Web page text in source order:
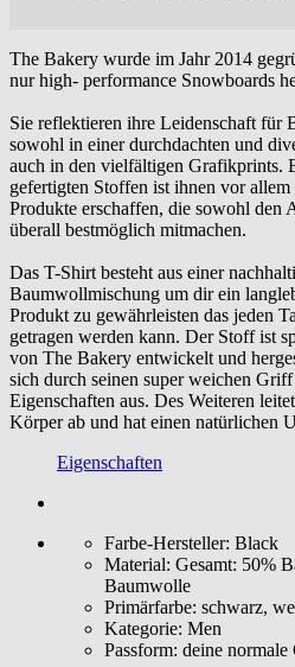
The Bakery wurde im Jahr 2014
nur high- performance Snowboards
Sie reflektieren ihre Leidenschaft für
sowohl in einer durchdachten und
auch in den vielfältigen Grafikprints.
gefertigten Stoffen ist ihnen vor
Produkte erschaffen, die sowohl den
überall bestmöglich mitmachen.
Das T-Shirt besteht aus einer
Baumwollmischung um dir ein
Produkt zu gewährleisten das jeden
getragen werden kann. Der Stoff ist
von The Bakery entwickelt und
sich durch seinen super weichen
Eigenschaften aus. Des Weiteren
Körper ab und hat einen natürlichen
Eigenschaften
Farbe-Hersteller: Black
Material: Gesamt: 50%
Baumwolle
Primärfarbe: schwarz,
Kategorie: Men
Passform: deine normale